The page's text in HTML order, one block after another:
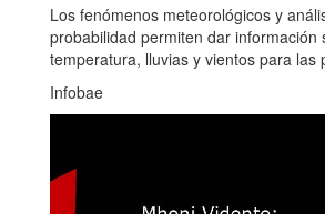
Los fenómenos meteorológicos y
probabilidad permiten dar información
temperatura, lluvias y vientos para las
Infobae